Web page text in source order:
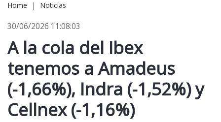
Home | Noticias
30/06/2026 11:08:03
A la cola del Ibex
tenemos a Amadeus
(-1,66%), Indra (-1,52%) y
Cellnex (-1,16%)